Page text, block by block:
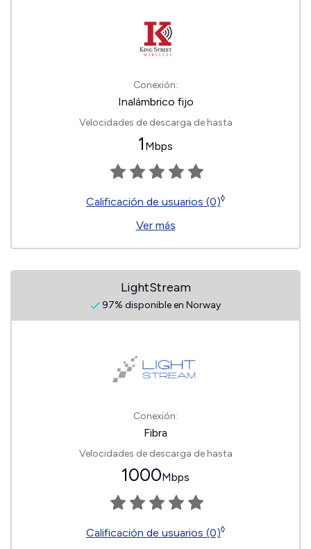
Conexión:
Inalámbrico fijo
Velocidades de descarga de hasta
1 Mbps
Calificación de usuarios (0)◊
Ver más
LightStream
97% disponible en Norway
Conexión:
Fibra
Velocidades de descarga de hasta
1000Mbps
Calificación de usuarios (0)◊